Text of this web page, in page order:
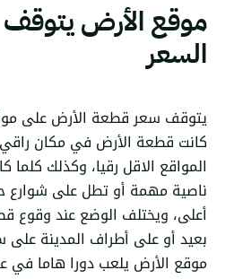
موقع الأرض
السعر
يتوقف سعر قطعة الأرض على
كانت قطعة الأرض في مكان
المواقع الاقل رقيا، وكذلك
ناصية مهمة أو تطل على شوارع
أعلى، ويختلف الوضع عند وقوع
بعيد أو على أطراف المدينة على
موقع الأرض يلعب دورا هاما في